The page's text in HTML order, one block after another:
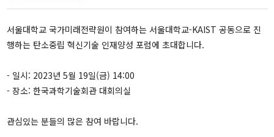
서울대학교 국가미래전략원이 참여하는 서울대학교-KAIST 공동으로 진
행하는 탄소중립 혁신기술 인재양성 포럼에 초대합니다.
- 일시: 2023년 5월 19일(금) 14:00
- 장소: 한국과학기술회관 대회의실
관심있는 분들의 많은 참여 바랍니다.
간행물
IFS인사이트
이슈브리프
보고서
책
소식